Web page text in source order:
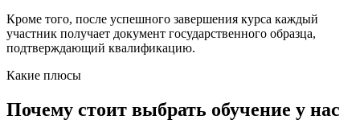
Кроме того, после успешного завершения курса каждый
участник получает документ государственного образца,
подтверждающий квалификацию.
Какие плюсы
Почему стоит выбрать обучение у нас